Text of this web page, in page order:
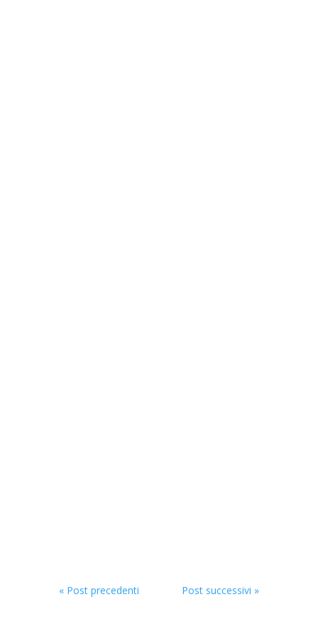
« Post precedenti Post successivi »